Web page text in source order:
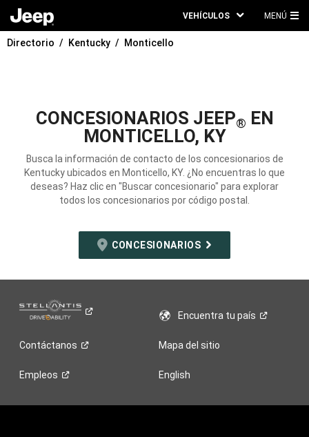
VEHÍCULOS MENÚ
Directorio Kentucky Monticello
CONCESIONARIOS JEEP® EN
MONTICELLO, KY
Busca la información de contacto de los concesionarios de
Kentucky ubicados en Monticello, KY. ¿No encuentras lo que
deseas? Haz clic en "Buscar concesionario" para explorar
todos los concesionarios por código postal.
CONCESIONARIOS
Encuentra tupaís
Contáctanos Mapa del sitio
Empleos English